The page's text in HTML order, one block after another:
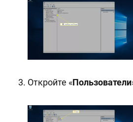
Откройте «Пользователи